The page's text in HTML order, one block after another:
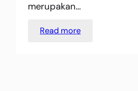
merupakan…
Read more: